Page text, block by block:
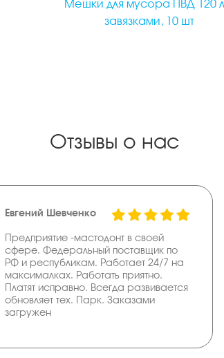
Мешки для мусора ПВД 120
завязками, 10 шт
Отзывы о нас
Евгений Шевченко
Предприятие -мастодонт в своей
сфере. Федеральный поставщик по
РФ и республикам. Работает 24/7 на
максималках. Работать приятно.
Платят исправно. Всегда развивается
обновляет тех. Парк. Заказами
загружен